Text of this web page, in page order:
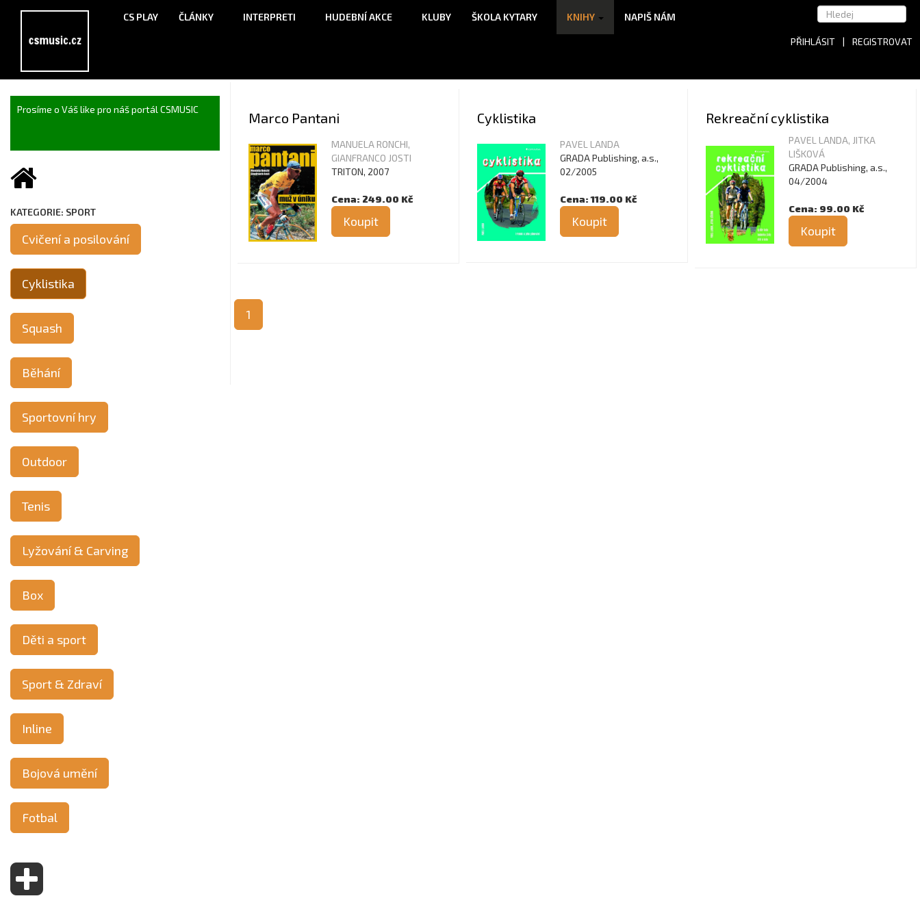
CS PLAY ČLÁNKY INTERPRETI HUDEBNÍ AKCE KLUBY ŠKOLA KYTARY KNIHY NAPIŠ NÁM
PŘIHLÁSIT | REGISTROVAT
Marco Pantani
MANUELA RONCHI,
GIANFRANCO JOSTI
TRITON, 2007
Cena: 249.00 Kč
Koupit
Cyklistika
PAVEL LANDA
GRADA Publishing, a.s.,
02/2005
Cena: 119.00 Kč
Koupit
Rekreační cyklistika
PAVEL LANDA, JITKA
LIŠKOVÁ
GRADA Publishing, a.s.,
04/2004
Cena: 99.00 Kč
Koupit
1
Prosíme o Váš like pro náš portál CSMUSIC
KATEGORIE: SPORT
Cvičení a posilování
Cyklistika
Squash
Běhání
Sportovní hry
Outdoor
Tenis
Lyžování & Carving
Box
Děti a sport
Sport & Zdraví
Inline
Bojová umění
Fotbal